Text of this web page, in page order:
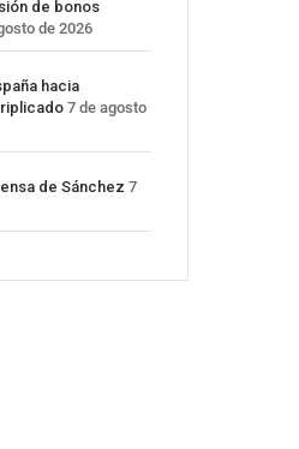
de bonos
de 2026
hacia
7 de agosto
de Sánchez 7